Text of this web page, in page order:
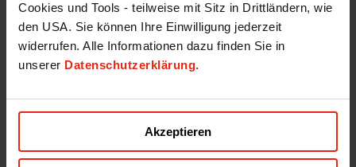
Cookies und Tools - teilweise mit Sitz in Drittländern, wie
den USA. Sie können Ihre Einwilligung jederzeit
widerrufen. Alle Informationen dazu finden Sie in
unserer Datenschutzerklärung.
Akzeptieren
Todos
Förderung
Sem categoria
Solicitar – PT